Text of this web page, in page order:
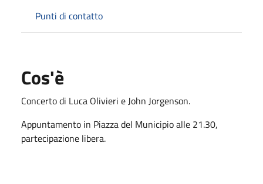
Punti di contatto
Cos'è
Concerto di Luca Olivieri e John Jorgenson.
Appuntamento in Piazza del Municipio alle 21.30,
partecipazione libera.